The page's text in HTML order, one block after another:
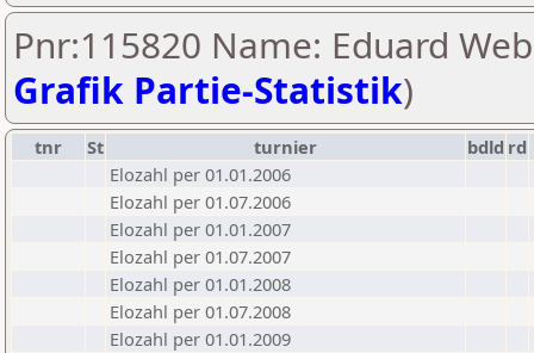
Pnr:115820 Name: Eduard
Grafik Partie-Statistik)
tnr St turnier bdld rd
Elozahl per 01.01.2006
Elozahl per 01.07.2006
Elozahl per 01.01.2007
Elozahl per 01.07.2007
Elozahl per 01.01.2008
Elozahl per 01.07.2008
Elozahl per 01.01.2009